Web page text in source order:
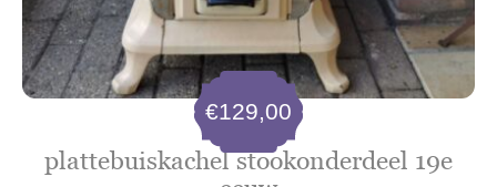
plattebuiskachel stookonderdeel 19e
€129,00